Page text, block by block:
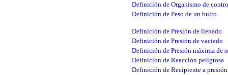
Definición de Organismo de
Definición de Peso de un bulto
Definición de Presión de llenado
Definición de Presión de vaciado
Definición de Presión máxima de
Definición de Reacción peligrosa
Definición de Recipiente a presión